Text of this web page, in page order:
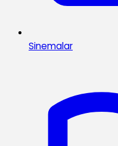
Sinemalar